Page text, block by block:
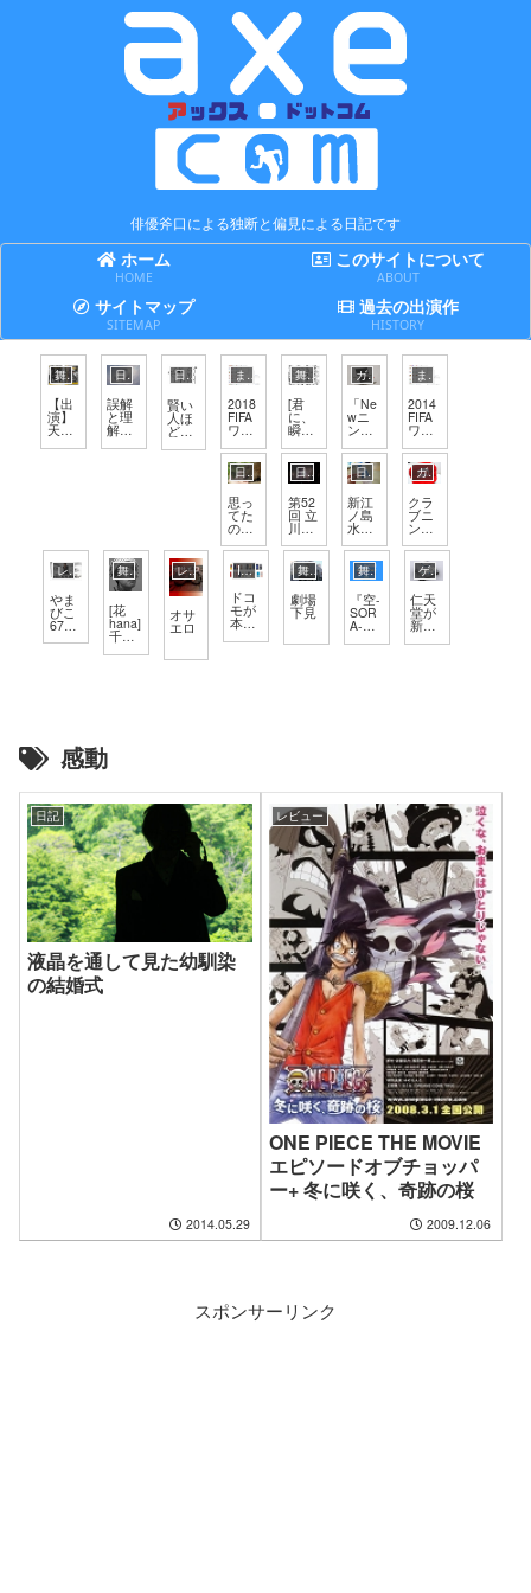
俳優斧口による独断と偏見による日記です
ホーム
HOME
このサイトについて
ABOUT
サイトマップ
SITEMAP
過去の出演作
HISTORY
舞台
【出
演】
天華
から
の予
告状
詳細
日記
誤解
と理
解は
表裏
日記
賢い
人ほ
ど迷
い、
無知
まとめてみた
2018
FIFA
ワー
カッ
プの
出場
国の
FIFA
ラン
キン
グを
まと
めて
舞台
[君
に、
瞬く
星の
導き
を]
キャ
スト
表
ガジェット全般
「Ne
wニ
ンテ
ー
3DS
」を
買っ
たの
で旧
3DS
とか
と比
較し
てみ
た
まとめてみた
2014
FIFA
ワー
カッ
プの
出場
国の
FIFA
ラン
キン
グを
まと
めて
みた
日記
思っ
てた
のと
ちょ
っと
違う!
町田
リス
園に
行っ
てき
まし
日記
第52
回 立
川ま
つり
国営
昭和
記念
公園
花火
大会
日記
新江
ノ島
水族
館に
行っ
てき
まし
た
ガジェット全般
クラ
ブニ
ンテ
ンド
ーの
プラ
チナ
会員
特典
「マ
リオ
帽
レビュー
やま
びこ
67
舞台
[花
hana]
千秋
楽カ
レビュー
オサ
エロ
IT関連
ドコ
モが
本気
を出
「70
5i」
23機
種投
入
舞台
劇場
下見
舞台
『空-
SOR
A-
ゲーム
仁天
堂が
新た
な次
感動
日記
液晶を通して見た幼馴染
の結婚式
2014.05.29
レビュー
ONE PIECE THE MOVIE
エピソードオブチョッパ
ー+ 冬に咲く、奇跡の桜
2009.12.06
スポンサーリンク